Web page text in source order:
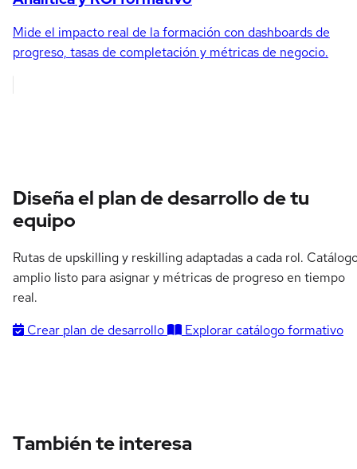
Mide el impacto real de la formación con dashboards de
progreso, tasas de completación y métricas de negocio.
Diseña el plan de desarrollo de tu
equipo
Rutas de upskilling y reskilling adaptadas a cada rol.
amplio listo para asignar y métricas de progreso en tiempo
real.
Crear plan de desarrollo
Explorar catálogo formativo
También te interesa